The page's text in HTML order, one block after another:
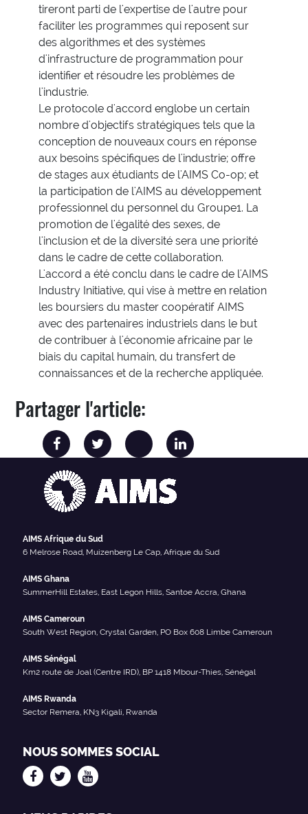
tireront parti de l'expertise de l'autre pour
faciliter les programmes qui reposent sur
des algorithmes et des systèmes
d'infrastructure de programmation pour
identifier et résoudre les problèmes de
l'industrie.
Le protocole d'accord englobe un certain
nombre d'objectifs stratégiques tels que la
conception de nouveaux cours en réponse
aux besoins spécifiques de l'industrie; offre
de stages aux étudiants de l'AIMS Co-op; et
la participation de l'AIMS au développement
professionnel du personnel du Groupe1. La
promotion de l'égalité des sexes, de
l'inclusion et de la diversité sera une priorité
dans le cadre de cette collaboration.
L'accord a été conclu dans le cadre de l'AIMS
Industry Initiative, qui vise à mettre en relation
les boursiers du master coopératif AIMS
avec des partenaires industriels dans le but
de contribuer à l'économie africaine par le
biais du capital humain, du transfert de
connaissances et de la recherche appliquée.
Partager l'article:
AIMS Afrique du Sud
6 Melrose Road, Muizenberg Le Cap, Afrique du Sud
AIMS Ghana
SummerHill Estates, East Legon Hills, Santoe Accra, Ghana
AIMS Cameroun
South West Region, Crystal Garden, PO Box 608 Limbe Cameroun
AIMS Sénégal
Km2 route de Joal (Centre IRD), BP 1418 Mbour-Thies, Sénégal
AIMS Rwanda
Sector Remera, KN3 Kigali, Rwanda
NOUS SOMMES SOCIAL